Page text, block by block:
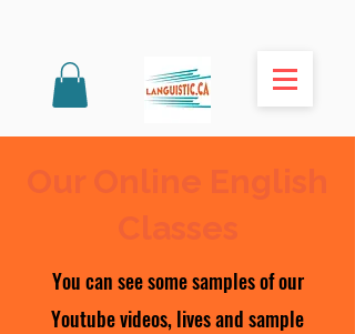
You can see some samples of our
Youtube videos, lives and sample